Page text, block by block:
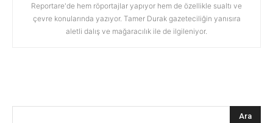
Reportare'de hem röportajlar yapıyor hem de özellikle sualtı ve
çevre konularında yazıyor. Tamer Durak gazeteciliğin yanısıra
aletli dalış ve mağaracılık ile de ilgileniyor.